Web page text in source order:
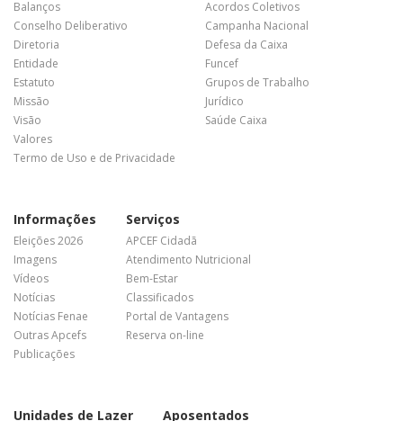
Balanços
Conselho Deliberativo
Diretoria
Entidade
Estatuto
Missão
Visão
Valores
Termo de Uso e de Privacidade
Acordos Coletivos
Campanha Nacional
Defesa da Caixa
Funcef
Grupos de Trabalho
Jurídico
Saúde Caixa
Informações
Eleições 2026
Imagens
Vídeos
Notícias
Notícias Fenae
Outras Apcefs
Publicações
Serviços
APCEF Cidadã
Atendimento Nutricional
Bem-Estar
Classificados
Portal de Vantagens
Reserva on-line
Unidades de Lazer Aposentados